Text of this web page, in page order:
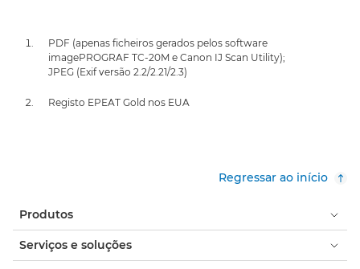
PDF (apenas ficheiros gerados pelos software
imagePROGRAF TC-20M e Canon IJ Scan Utility);
JPEG (Exif versão 2.2/2.21/2.3)
Registo EPEAT Gold nos EUA
Regressar ao início
Produtos
Serviços e soluções